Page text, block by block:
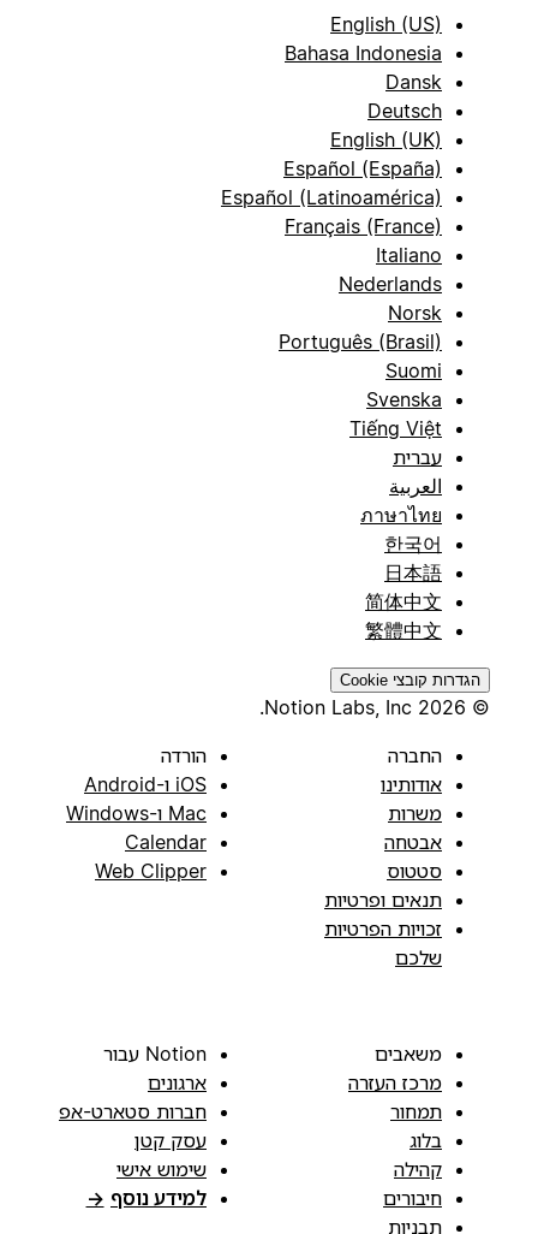
English (US)
Bahasa Indonesia
Dansk
Deutsch
English (UK)
Español (España)
Español (Latinoamérica)
Français (France)
Italiano
Nederlands
Norsk
Português (Brasil)
Suomi
Svenska
Tiếng Việt
עברית
العربية
ภาษาไทย
한국어
日本語
简体中文
繁體中文
הגדרות קובצי Cookie
החברה
אודותינו
משרות
אבטחה
סטטוס
תנאים ופרטיות
זכויות הפרטיות
שלכם
הורדה
iOS ו-Android
Mac ו-Windows
Calendar
Web Clipper
משאבים
מרכז העזרה
תמחור
בלוג
קהילה
חיבורים
תבניות
Notion עבור
ארגונים
חברות סטארט-אפ
עסק קטן
שימוש אישי
למידע נוסף →